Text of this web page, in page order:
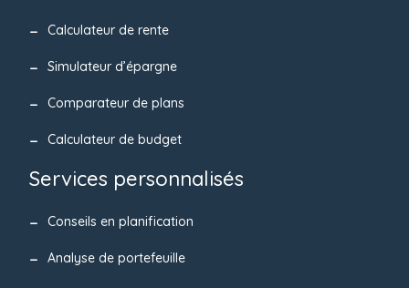
Calculateur de rente
Simulateur d’épargne
Comparateur de plans
Calculateur de budget
Services personnalisés
Conseils en planification
Analyse de portefeuille